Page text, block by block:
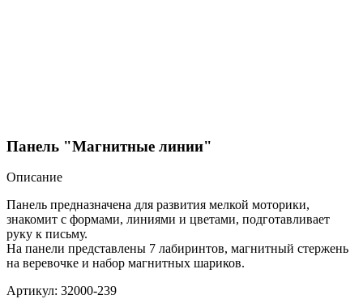
Панель "Магнитные линии"
Описание
Панель предназначена для развития мелкой моторики,
знакомит с формами, линиями и цветами, подготавливает
руку к письму.
На панели представлены 7 лабиринтов, магнитный стержень
на веревочке и набор магнитных шариков.
Артикул: 32000-239